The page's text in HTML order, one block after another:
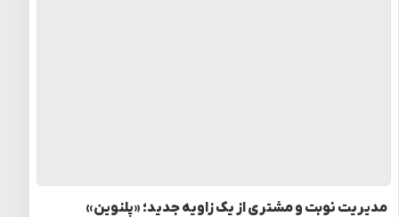
مدیریت نوبت و مشتری از یک زاویه جدید؛ «پلنوین»